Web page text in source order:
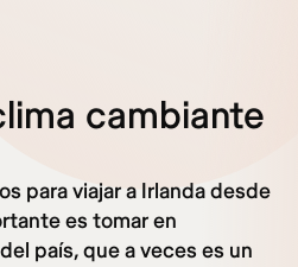
cambiante
para viajar a Irlanda desde
es tomar en
país, que a veces es un